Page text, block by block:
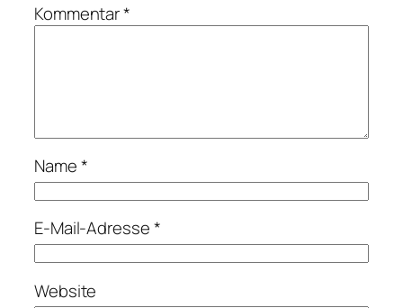
Kommentar*
Name*
E-Mail-Adresse*
Website